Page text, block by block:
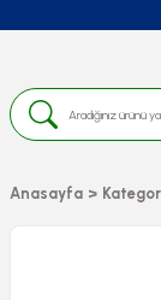
Anasayfa